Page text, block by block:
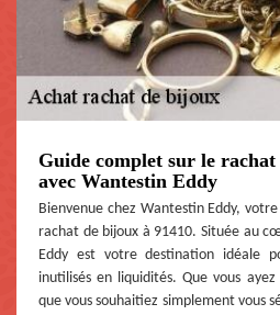
Guide complet sur le
avec Wantestin Eddy
Bienvenue chez Wantestin Eddy,
rachat de bijoux à 91410. Située au
Eddy est votre destination idéale
inutilisés en liquidités. Que vous
que vous souhaitiez simplement vous